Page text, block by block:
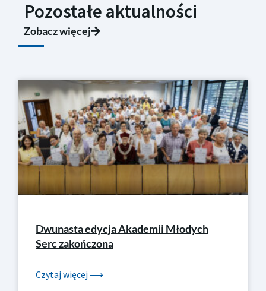
Pozostałe aktualności
Zobacz więcej
Dwunasta edycja Akademii Młodych
Serc zakończona
Czytaj więcej ⟶